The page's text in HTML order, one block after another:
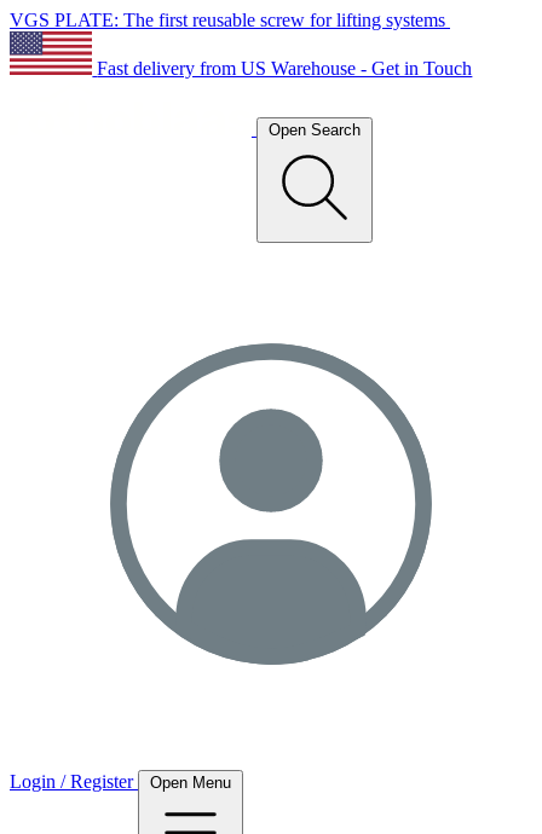
VGS PLATE: The first reusable screw for lifting systems
Fast delivery from US Warehouse - Get in Touch
Open Search
Login / Register Open Menu